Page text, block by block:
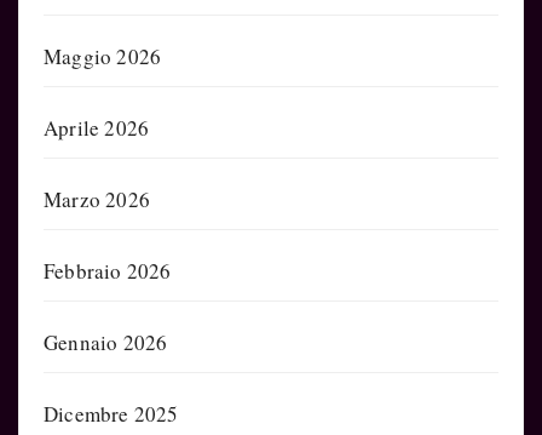
Maggio 2026
Aprile 2026
Marzo 2026
Febbraio 2026
Gennaio 2026
Dicembre 2025